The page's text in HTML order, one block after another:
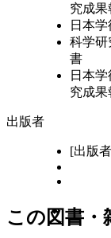
究成
日本
科学研
書
日本
究成
出版者
[出版
この図書・